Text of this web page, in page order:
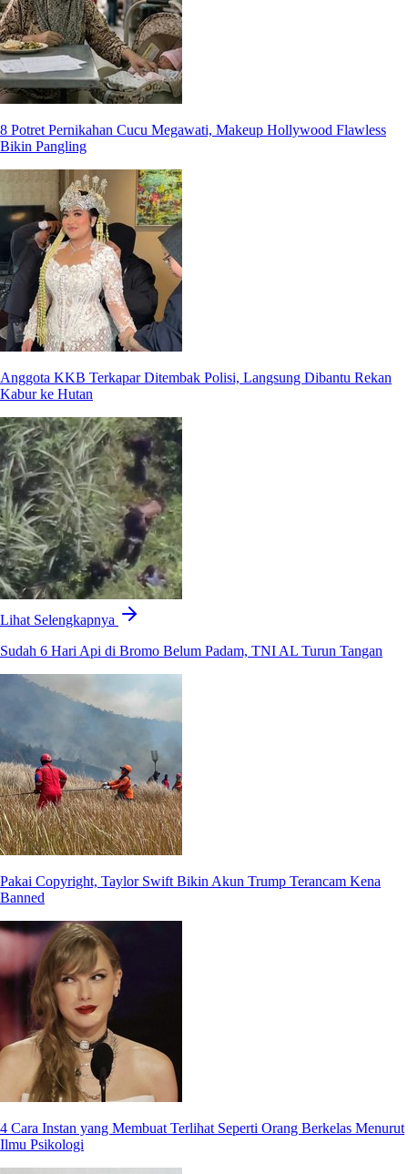
8 Potret Pernikahan Cucu Megawati, Makeup Hollywood Flawless
Bikin Pangling
Anggota KKB Terkapar Ditembak Polisi, Langsung Dibantu Rekan
Kabur ke Hutan
Lihat Selengkapnya
Sudah 6 Hari Api di Bromo Belum Padam, TNI AL Turun Tangan
Pakai Copyright, Taylor Swift Bikin Akun Trump Terancam Kena
Banned
4 Cara Instan yang Membuat Terlihat Seperti Orang Berkelas Menurut
Ilmu Psikologi